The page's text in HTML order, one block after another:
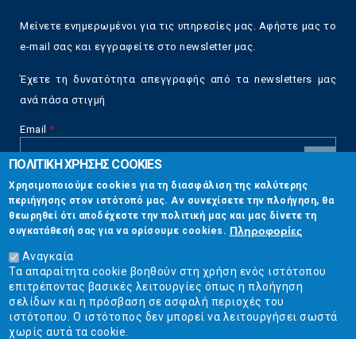
Μείνετε ενημερωμένοι για τις υπηρεσίες μας. Αφήστε μας το
e-mail σας και εγγραφείτε στο newsletter μας.
Έχετε τη δυνατότητα απεγγραφής από τα newsletters μας
ανά πάσα στιγμή
Email *
CAPTCHA
This
question is
for testing
whether or
not you are a
human visitor
and to
prevent
automated
spam
Επικοινωνία
Στουρνάρη 17, Αθήνα 10683
2103304444
info@ekpizo.gr
ΠΟΛΙΤΙΚΗ ΧΡΗΣΗΣ COOKIES
Χρησιμοποιούμε cookies για τη διασφάλιση της καλύτερης
περιήγησης στον ιστότοπό μας. Αν συνεχίσετε την πλοήγηση, θα
θεωρηθεί ότι αποδέχεστε την πολιτική μας και μας δίνετε τη
συγκατάθεσή σας για να ορίσουμε cookies. Πληροφορίες
Αναγκαία
Τα απαραίτητα cookie βοηθούν στη χρήση ενός ιστότοπου
επιτρέποντας βασικές λειτουργίες όπως η πλοήγηση
σελίδων και η πρόσβαση σε ασφαλή περιοχές του
ιστότοπου. Ο ιστότοπος δεν μπορεί να λειτουργήσει σωστά
χωρίς αυτά τα cookie.